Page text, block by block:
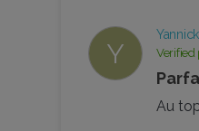
Y Verified
Au